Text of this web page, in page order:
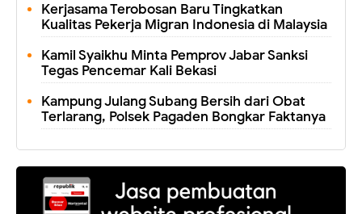
Kerjasama Terobosan Baru Tingkatkan
Kualitas Pekerja Migran Indonesia di Malaysia
Kamil Syaikhu Minta Pemprov Jabar Sanksi
Tegas Pencemar Kali Bekasi
Kampung Julang Subang Bersih dari Obat
Terlarang, Polsek Pagaden Bongkar Faktanya